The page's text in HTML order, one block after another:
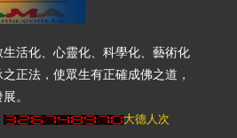
活化、心靈化、科學化、藝術化
正法，使眾生有正確成佛之道，
。
大德人次